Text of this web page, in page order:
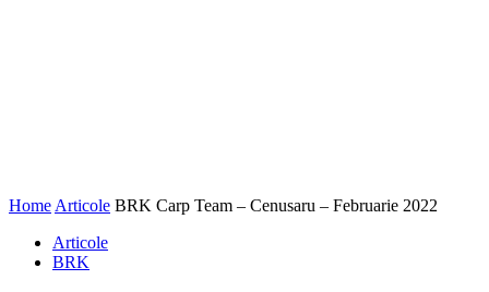
Home Articole BRK Carp Team – Cenusaru – Februarie 2022
Articole
BRK